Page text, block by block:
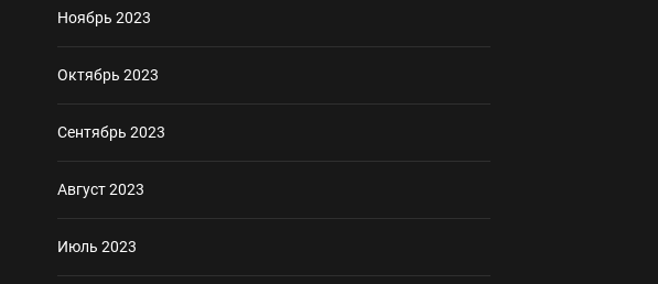
Ноябрь 2023
Октябрь 2023
Сентябрь 2023
Август 2023
Июль 2023